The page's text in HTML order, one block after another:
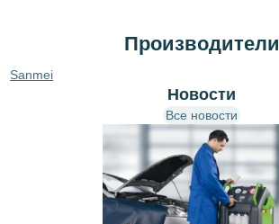
Производители
Sanmei
Новости
Все новости